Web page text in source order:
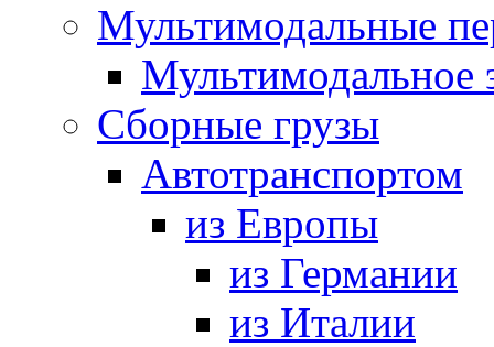
Мультимодальные
Мультимодальное
Сборные грузы
Автотранспортом
из Европы
из Германии
из Италии